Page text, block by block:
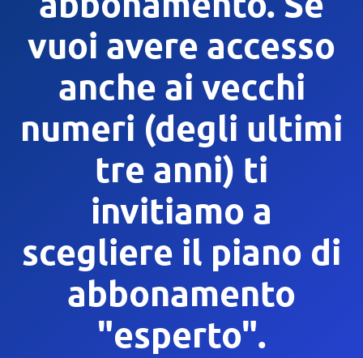
vuoi avere accesso
anche ai vecchi
numeri (degli ultimi
tre anni) ti
invitiamo a
scegliere il piano di
abbonamento
"esperto".